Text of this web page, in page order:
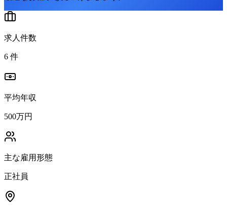
求人件数
6 件
平均年収
500万円
主な雇用形態
正社員